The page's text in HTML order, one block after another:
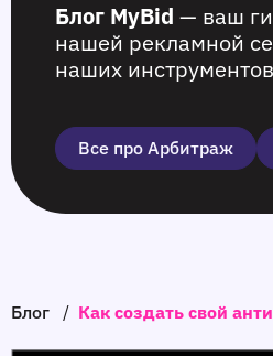
Блог MyBid — ваш
нашей рекламной
наших
Все про Арбитраж
Блог / Как создать свой